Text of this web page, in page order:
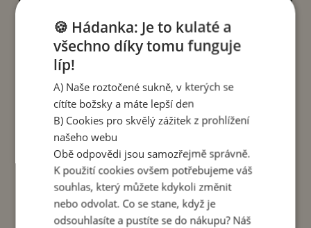
Jak pracujete s příznaky menopauzy u sebe
samotné?
Zvýšená únavnost, menší tolerance vůči
vyčerpání energie – v kombinaci s nespavostí je
to pro mě náročné. Plusnávaly horka, ty jsou
silně spojené se stresem. Takže jsem se musela
začít dívat na to, kdy mám energii a na co ji chci
využít, kde vede jemňoučká hranice, kde ještě
🍪 Hádanka: Je to kulaté a
všechno díky tomu funguje
líp!
A) Naše roztočené sukně, v kterých se
cítíte božsky a máte lepší den
B) Cookies pro skvělý zážitek z prohlížení
našeho webu
Obě odpovědi jsou samozřejmě správně.
K použití cookies ovšem potřebujeme váš
souhlas, který můžete kdykoli změnit
nebo odvolat. Co se stane, když je
odsouhlasíte a pustíte se do nákupu? Náš